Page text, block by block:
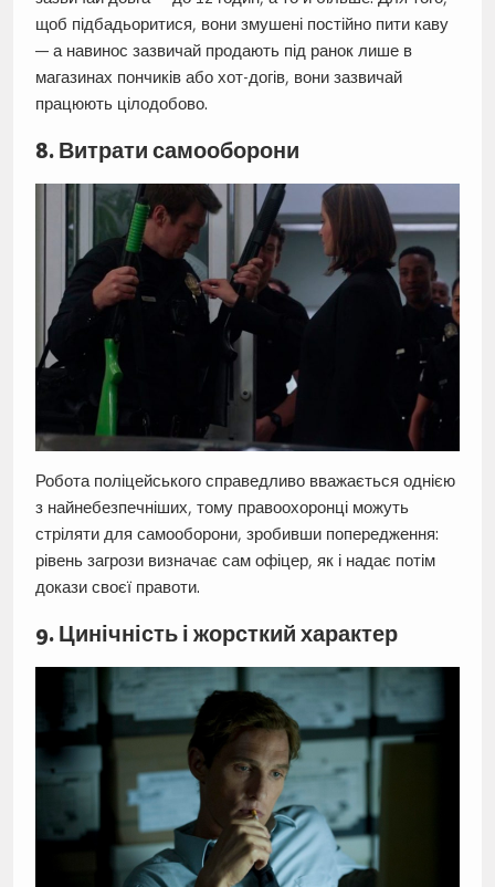
щоб підбадьоритися, вони змушені постійно пити каву
— а навинос зазвичай продають під ранок лише в
магазинах пончиків або хот-догів, вони зазвичай
працюють цілодобово.
8. Витрати самооборони
Робота поліцейського справедливо вважається однією
з найнебезпечніших, тому правоохоронці можуть
стріляти для самооборони, зробивши попередження:
рівень загрози визначає сам офіцер, як і надає потім
докази своєї правоти.
9. Цинічність і жорсткий характер